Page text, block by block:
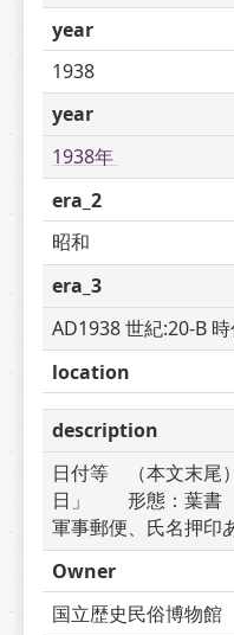
year
1938
year
1938年
era_2
昭和
era_3
AD1938 世紀:20-B
location
description
日付等　（本文末尾
日」　　形態：葉
軍事郵便、氏名押印
Owner
国立歴史民俗博物館